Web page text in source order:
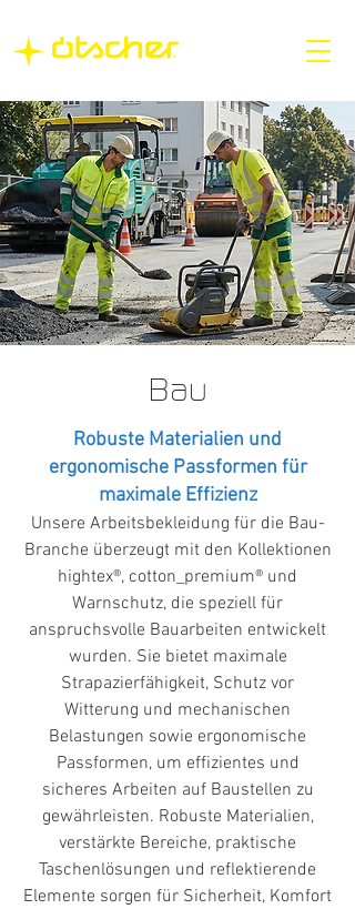
Bau
Robuste Materialien und
ergonomische Passformen für
maximale Effizienz
Unsere Arbeitsbekleidung für die Bau-
Branche überzeugt mit den Kollektionen
hightex®, cotton_premium® und
Warnschutz, die speziell für
anspruchsvolle Bauarbeiten entwickelt
wurden. Sie bietet maximale
Strapazierfähigkeit, Schutz vor
Witterung und mechanischen
Belastungen sowie ergonomische
Passformen, um effizientes und
sicheres Arbeiten auf Baustellen zu
gewährleisten. Robuste Materialien,
verstärkte Bereiche, praktische
Taschenlösungen und reflektierende
Elemente sorgen für Sicherheit, Komfort